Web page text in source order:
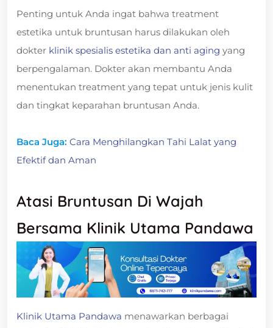
Penting untuk Anda ingat bahwa treatment
estetika untuk bruntusan harus dilakukan oleh
dokter klinik spesialis estetika dan anti aging yang
berpengalaman. Dokter akan membantu Anda
menentukan treatment yang tepat untuk jenis kulit
dan tingkat keparahan bruntusan Anda.
Baca Juga: Cara Menghilangkan Tahi Lalat yang
Efektif dan Aman
Atasi Bruntusan Di Wajah
Bersama Klinik Utama Pandawa
Klinik Utama Pandawa menawarkan berbagai